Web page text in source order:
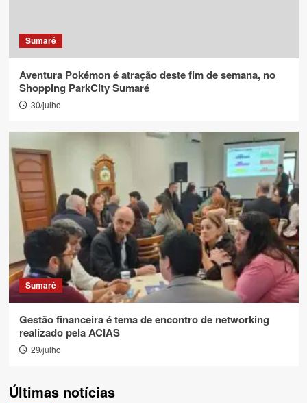
Sumaré
Aventura Pokémon é atração deste fim de semana, no
Shopping ParkCity Sumaré
30/julho
Sumaré
Gestão financeira é tema de encontro de networking
realizado pela ACIAS
29/julho
Últimas notícias